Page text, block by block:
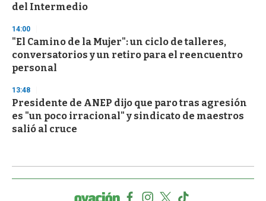
del Intermedio
14:00
"El Camino de la Mujer": un ciclo de talleres,
conversatorios y un retiro para el reencuentro
personal
13:48
Presidente de ANEP dijo que paro tras agresión
es "un poco irracional" y sindicato de maestros
salió al cruce